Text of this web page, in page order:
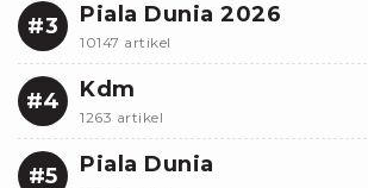
#3 Piala Dunia 2026
10147 artikel
#4 Kdm
1263 artikel
#5 Piala Dunia